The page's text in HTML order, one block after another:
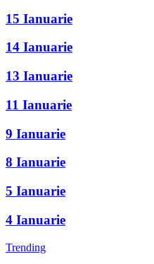
15 Ianuarie
14 Ianuarie
13 Ianuarie
11 Ianuarie
9 Ianuarie
8 Ianuarie
5 Ianuarie
4 Ianuarie
Trending